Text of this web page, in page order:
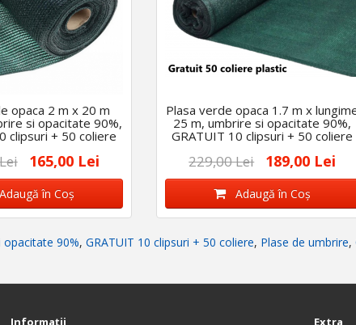
opaca 2 m x 20 m
si opacitate 90%,
clipsuri + 50 coliere
165,00 Lei
în Coş
Plasa verde opaca 1.7 m x
25 m, umbrire si opacitate 90%,
GRATUIT 10 clipsuri + 50 coliere
229,00 Lei 189,00 Lei
Adaugă în Coş
opacitate 90%, GRATUIT 10 clipsuri + 50 coliere, Plase de umbrire,
Informaţii Extra